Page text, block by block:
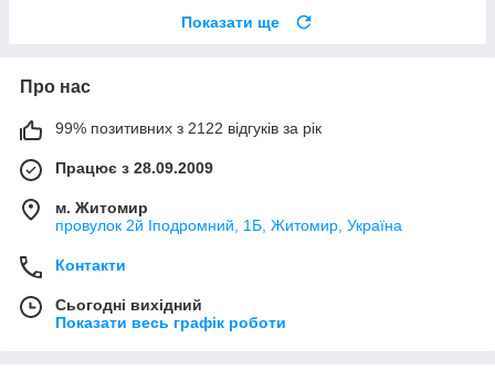
Показати ще
Про нас
99% позитивних з 2122 відгуків за рік
Працює з 28.09.2009
м. Житомир
провулок 2й Іподромний, 1Б, Житомир, Україна
Контакти
Сьогодні вихідний
Показати весь графік роботи